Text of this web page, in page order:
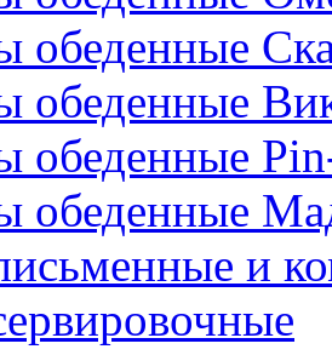
обеденные
обеденные
обеденные
обеденные
и